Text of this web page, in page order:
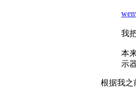
我
本
示
根据我之